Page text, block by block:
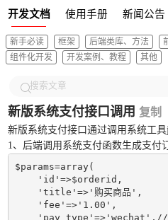
开发文档 使用手册 新闻公告
新手必读 框架 后端类库、方法
组件化开发
开发案例、教程 其他
新版系统支付接口调用 复制
新版系统支付接口通过调用系统工具
1、后端调用系统支付函数生成支付
$params=array(
'id'=>$orderid,
'title'=>'购买商品',
'fee'=>'1.00',
'pay_type'=>'wechat',//可选